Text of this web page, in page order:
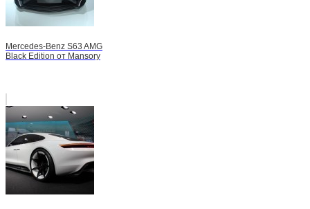
Mercedes-Benz S63 AMG
Black Edition от Mansory